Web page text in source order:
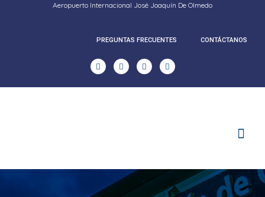
Aeropuerto Internacional José Joaquín De Olmedo
PREGUNTAS FRECUENTES CONTÁCTANOS